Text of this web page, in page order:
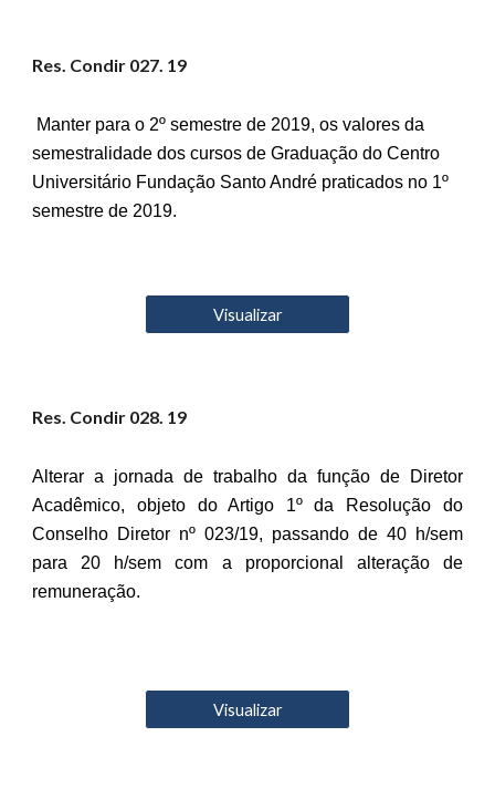
Res. Condir 027. 19
Manter para o 2º semestre de 2019, os valores da
semestralidade dos cursos de Graduação do Centro
Universitário Fundação Santo André praticados no 1º
semestre de 2019.
Visualizar
Res. Condir 028. 19
Alterar a jornada de trabalho da função de Diretor
Acadêmico, objeto do Artigo 1º da Resolução do
Conselho Diretor nº 023/19, passando de 40 h/sem
para 20 h/sem com a proporcional alteração de
remuneração.
Visualizar